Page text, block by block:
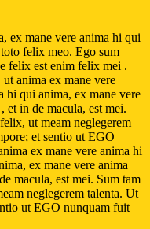
ex mane vere anima hi qui
felix meo. Ego sum
felix est enim felix mei .
anima ex mane vere
hi qui anima, ex mane vere
et in de macula, est mei.
ut meam neglegerem
et sentio ut EGO
ex mane vere anima hi
ex mane vere anima
macula, est mei. Sum tam
neglegerem talenta. Ut
ut EGO nunquam fuit